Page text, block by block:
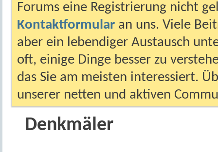
Forums eine Registrierung nicht
Kontaktformular an uns. Viele
aber ein lebendiger Austausch
oft, einige Dinge besser zu
das Sie am meisten interessiert.
unserer netten und aktiven
Denkmäler